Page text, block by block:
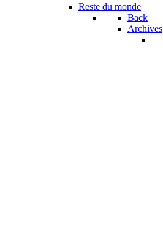
Reste du monde
Back
Archives